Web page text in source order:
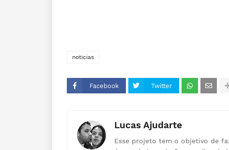
noticias
Facebook Twitter
Lucas Ajudarte
Esse projeto tem o objetivo de